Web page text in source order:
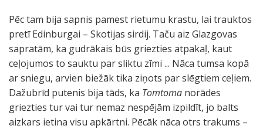
Pēc tam bija sapnis pamest rietumu krastu, lai trauktos
pretī Edinburgai – Skotijas sirdij. Taču aiz Glazgovas
sapratām, ka gudrākais būs griezties atpakaļ, kaut
ceļojumos to sauktu par sliktu zīmi ... Nāca tumsa kopā
ar sniegu, arvien biežāk tika ziņots par slēgtiem ceļiem.
Dažubrīd putenis bija tāds, ka Tomtoma norādes
griezties tur vai tur nemaz nespējām izpildīt, jo balts
aizkars ietina visu apkārtni. Pēcāk nāca otrs trakums –